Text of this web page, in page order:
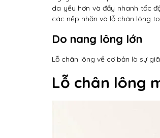
da yếu hơn và đẩy nhanh tốc
các nếp nhăn và lỗ chân lông
Do nang lông lớn
Lỗ chân lông về cơ bản là sự
Lỗ chân lông